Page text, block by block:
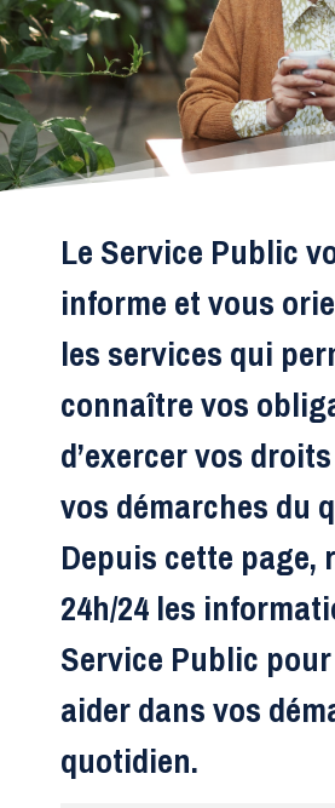
Le Service Public
informe et vous
les services qui
connaître vos
d’exercer vos
vos démarches du
Depuis cette page,
24h/24 les
Service Public
aider dans vos
quotidien.